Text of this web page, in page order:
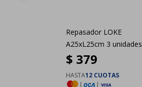
Repasador LOKE
A25xL25cm 3 unidades
$ 379
HASTA12 CUOTAS
|
|